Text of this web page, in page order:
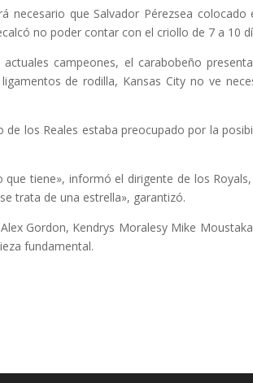
necesario que Salvador Pérezsea colocado
no poder contar con el criollo de 7 a 10
campeones, el carabobeño
de rodilla, Kansas City no ve
los Reales estaba preocupado por la
tiene», informó el dirigente de los
trata de una estrella», garantizó.
Gordon, Kendrys Moralesy Mike
fundamental.